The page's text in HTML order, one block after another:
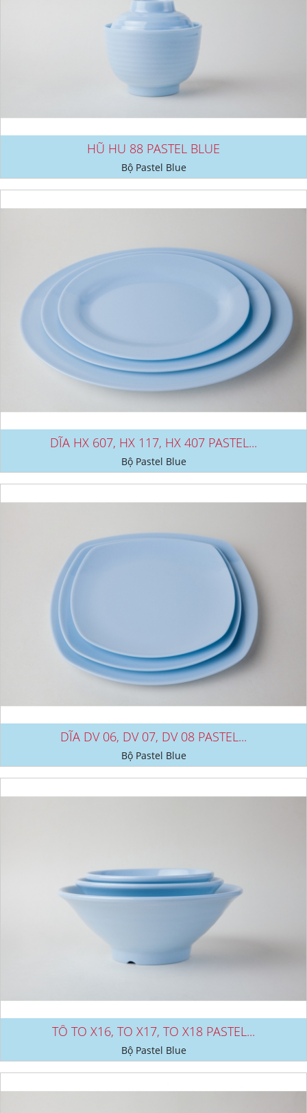
HŨ HU 88 PASTEL BLUE
Bộ Pastel Blue
DĨA HX 607, HX 117, HX 407 PASTEL...
Bộ Pastel Blue
DĨA DV 06, DV 07, DV 08 PASTEL...
Bộ Pastel Blue
TÔ TO X16, TO X17, TO X18 PASTEL...
Bộ Pastel Blue